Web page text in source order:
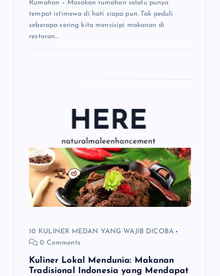
Rumahan – Masakan rumahan selalu punya
tempat istimewa di hati siapa pun. Tak peduli
seberapa sering kita mencicipi makanan di
restoran…
10 KULINER MEDAN YANG WAJIB DICOBA
0 Comments
Kuliner Lokal Mendunia: Makanan
Tradisional Indonesia yang Mendapat